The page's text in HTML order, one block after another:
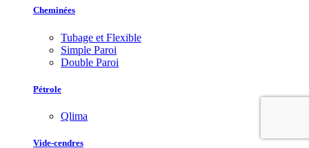
Cheminées
Tubage et Flexible
Simple Paroi
Double Paroi
Pétrole
Qlima
Vide-cendres